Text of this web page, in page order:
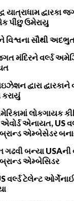
દ્વારકા
પીંછુ ઉમેરાયુ
વિશ્વના સૌથી
જગત મંદિરને વર્લ્ડ
દ્વારા
કરાયું
લોકગાયક
એનાયત, US
એમ્બેસેડર
ગઢવી બન્યા USAની
એમ્બેસિડર
વર્લ્ડ ટેલેન્ટ